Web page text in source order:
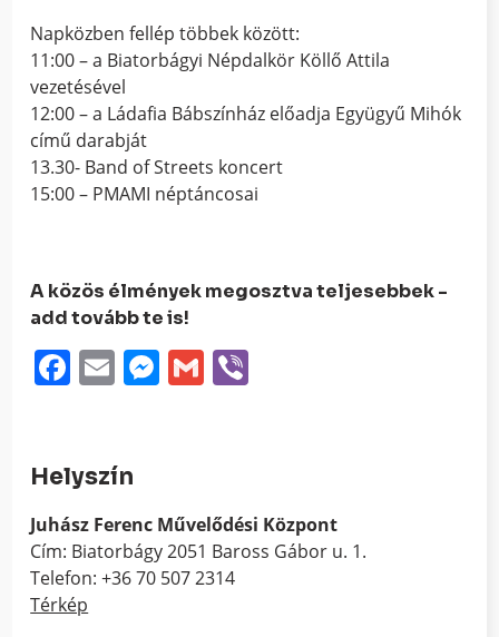
Napközben fellép többek között:
11:00 – a Biatorbágyi Népdalkör Köllő Attila
vezetésével
12:00 – a Ládafia Bábszínház előadja Együgyű Mihók
című darabját
13.30- Band of Streets koncert
15:00 – PMAMI néptáncosai
A közös élmények megosztva teljesebbek -
add tovább te is!
Facebook
EmailMessenger
Gmail
Helyszín
Juhász Ferenc Művelődési Központ
Cím: Biatorbágy 2051 Baross Gábor u. 1.
Telefon: +36 70 507 2314
Térkép